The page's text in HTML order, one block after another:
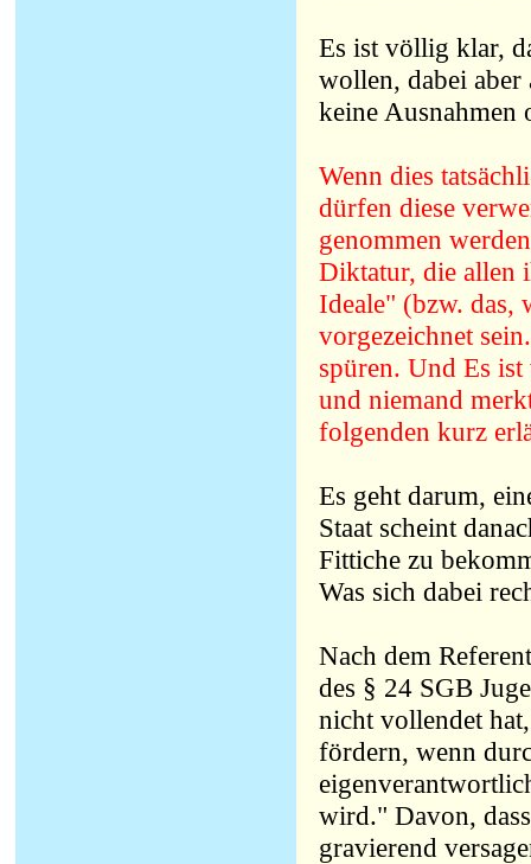
Es ist völlig klar,
wollen, dabei aber
keine Ausnahmen
Wenn dies
dürfen diese
genommen
Diktatur, die allen
Ideale" (bzw. das,
vorgezeichnet
spüren. Und Es
und niemand
folgenden kurz
Es geht darum,
Staat scheint
Fittiche zu
Was sich dabei
Nach dem
des § 24 SGB
nicht vollendet
fördern, wenn
wird." Davon,
gravierend